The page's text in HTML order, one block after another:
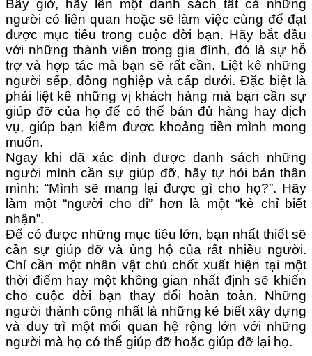
Bây giờ, hãy lên một danh sách tất cả những
người có liên quan hoặc sẽ làm việc cùng để đạt
được mục tiêu trong cuộc đời bạn. Hãy bắt đầu
với những thành viên trong gia đình, đó là sự hỗ
trợ và hợp tác mà bạn sẽ rất cần. Liệt kê những
người sếp, đồng nghiệp và cấp dưới. Đặc biệt là
phải liệt kê những vị khách hàng mà bạn cần sự
giúp đỡ của họ để có thể bán đủ hàng hay dịch
vụ, giúp bạn kiếm được khoảng tiền mình mong
muốn.
Ngay khi đã xác định được danh sách những
người mình cần sự giúp đỡ, hãy tự hỏi bản thân
mình: “Mình sẽ mang lại được gì cho họ?”. Hãy
làm một “người cho đi” hơn là một “kẻ chỉ biết
nhận”.
Để có được những mục tiêu lớn, bạn nhất thiết sẽ
cần sự giúp đỡ và ủng hộ của rất nhiều người.
Chỉ cần một nhân vật chủ chốt xuất hiện tại một
thời điểm hay một không gian nhất định sẽ khiến
cho cuộc đời bạn thay đổi hoàn toàn. Những
người thành công nhất là những kẻ biết xây dựng
và duy trì một mối quan hệ rộng lớn với những
người mà họ có thể giúp đỡ hoặc giúp đỡ lại họ.